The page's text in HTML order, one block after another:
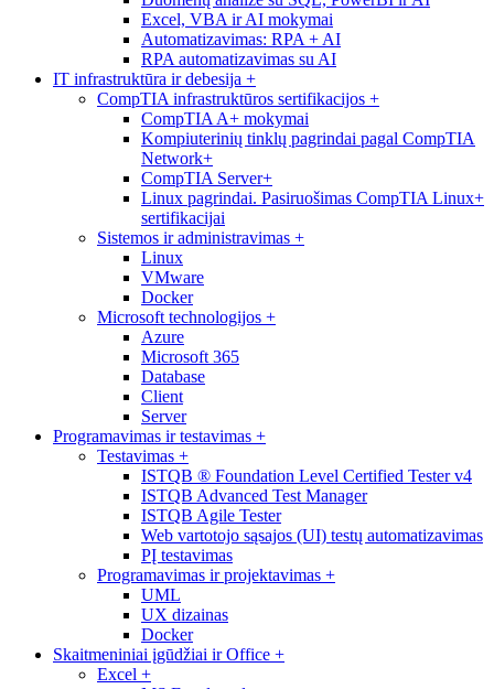
Excel, VBA ir AI mokymai
Automatizavimas: RPA + AI
RPA automatizavimas su AI
IT infrastruktūra ir debesija +
CompTIA infrastruktūros sertifikacijos +
CompTIA A+ mokymai
Kompiuterinių tinklų pagrindai pagal CompTIA
Network+
CompTIA Server+
Linux pagrindai. Pasiruošimas CompTIA Linux+
sertifikacijai
Sistemos ir administravimas +
Linux
VMware
Docker
Microsoft technologijos +
Azure
Microsoft 365
Database
Client
Server
Programavimas ir testavimas +
Testavimas +
ISTQB ® Foundation Level Certified Tester v4
ISTQB Advanced Test Manager
ISTQB Agile Tester
Web vartotojo sąsajos (UI) testų automatizavimas
PĮ testavimas
Programavimas ir projektavimas +
UML
UX dizainas
Docker
Skaitmeniniai įgūdžiai ir Office +
Excel +